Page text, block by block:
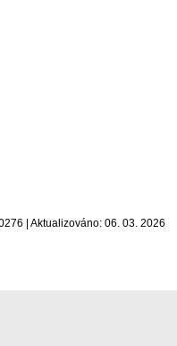
| Aktualizováno: 06. 03. 2026